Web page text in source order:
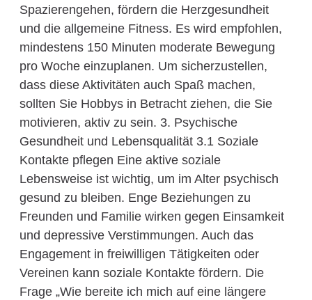
Spazierengehen, fördern die Herzgesundheit
und die allgemeine Fitness. Es wird empfohlen,
mindestens 150 Minuten moderate Bewegung
pro Woche einzuplanen. Um sicherzustellen,
dass diese Aktivitäten auch Spaß machen,
sollten Sie Hobbys in Betracht ziehen, die Sie
motivieren, aktiv zu sein. 3. Psychische
Gesundheit und Lebensqualität 3.1 Soziale
Kontakte pflegen Eine aktive soziale
Lebensweise ist wichtig, um im Alter psychisch
gesund zu bleiben. Enge Beziehungen zu
Freunden und Familie wirken gegen Einsamkeit
und depressive Verstimmungen. Auch das
Engagement in freiwilligen Tätigkeiten oder
Vereinen kann soziale Kontakte fördern. Die
Frage „Wie bereite ich mich auf eine längere